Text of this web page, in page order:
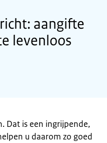
aangifte
levenloos
Dat is een ingrijpende,
u daarom zo goed